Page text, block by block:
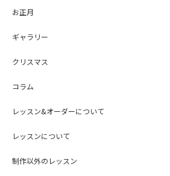
お正月
ギャラリー
クリスマス
コラム
レッスン&オーダーについて
レッスンについて
制作以外のレッスン